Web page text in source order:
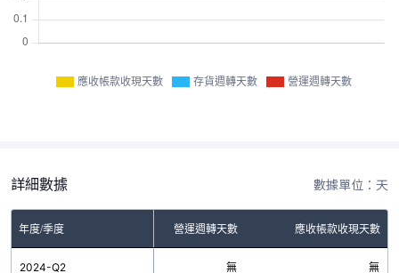
應收帳款收現天數 存貨週轉天數 營運週轉天數
詳細數據 數據單位：天
年度/季度
存貨週轉天數 營運週轉天數 應收帳款收現天數
2024-Q2 無 無